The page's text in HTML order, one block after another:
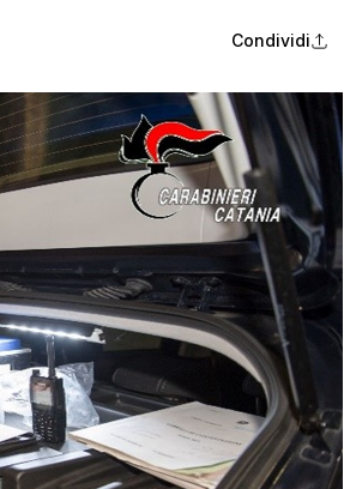
Condividi